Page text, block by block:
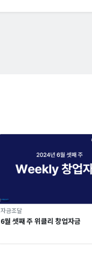
자금조달
6월 셋째 주 위클리 창업자금